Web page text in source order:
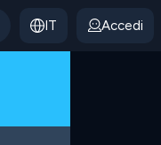
IT Accedi